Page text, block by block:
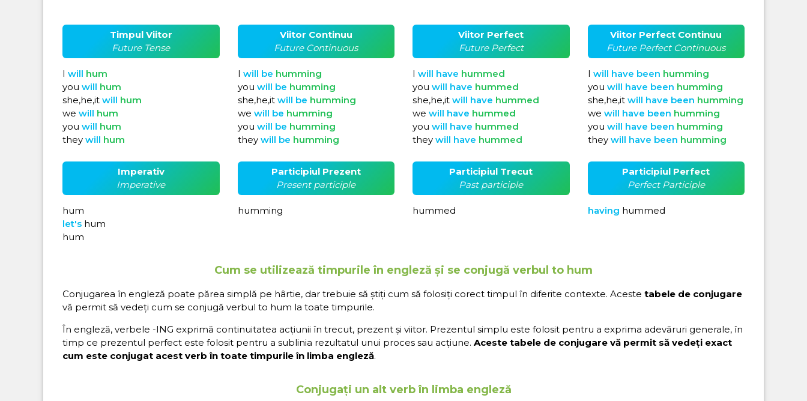
Timpul Viitor
Future Tense
I will hum
you will hum
she,he,it will hum
we will hum
you will hum
they will hum
Viitor Continuu
Future Continuous
I will be humming
you will be humming
she,he,it will be humming
we will be humming
you will be humming
they will be humming
Viitor Perfect
Future Perfect
I will have hummed
you will have hummed
she,he,it will have hummed
we will have hummed
you will have hummed
they will have hummed
Viitor Perfect Continuu
Future Perfect Continuous
I will have been humming
you will have been humming
she,he,it will have been humming
we will have been humming
you will have been humming
they will have been humming
Imperativ
Imperative
hum
let's hum
hum
Participiul Prezent
Present participle
humming
Participiul Trecut
Past participle
hummed
Participiul Perfect
Perfect Participle
having hummed
Cum se utilizează timpurile în engleză și se conjugă verbul to hum
Conjugarea în engleză poate părea simplă pe hârtie, dar trebuie să știți cum să folosiți corect timpul în diferite contexte. Aceste tabele de conjugare
vă permit să vedeți cum se conjugă verbul to hum la toate timpurile.
În engleză, verbele -ING exprimă continuitatea acțiunii în trecut, prezent și viitor. Prezentul simplu este folosit pentru a exprima adevăruri generale, în
timp ce prezentul perfect este folosit pentru a sublinia rezultatul unui proces sau acțiune. Aceste tabele de conjugare vă permit să vedeți exact
cum este conjugat acest verb în toate timpurile în limba engleză.
Conjugați un alt verb în limba engleză